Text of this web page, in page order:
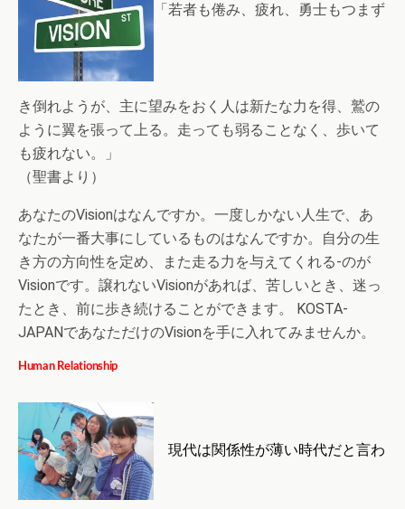
「若者も倦み、疲れ、勇士もつまず
き倒れようが、主に望みをおく人は新たな力を得、鷲の
ように翼を張って上る。走っても弱ることなく、歩いて
も疲れない。」
（聖書より）
あなたのVisionはなんですか。一度しかない人生で、あ
なたが一番大事にしているものはなんですか。自分の生
き方の方向性を定め、また走る力を与えてくれる-のが
Visionです。譲れないVisionがあれば、苦しいとき、迷っ
たとき、前に歩き続けることができます。 KOSTA-
JAPANであなただけのVisionを手に入れてみませんか。
Human Relationship
現代は関係性が薄い時代だと言わ